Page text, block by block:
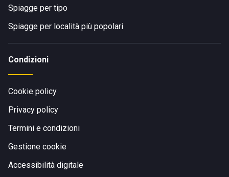
Spiagge per tipo
Spiagge per località più popolari
Condizioni
Cookie policy
Privacy policy
Termini e condizioni
Gestione cookie
Accessibilità digitale